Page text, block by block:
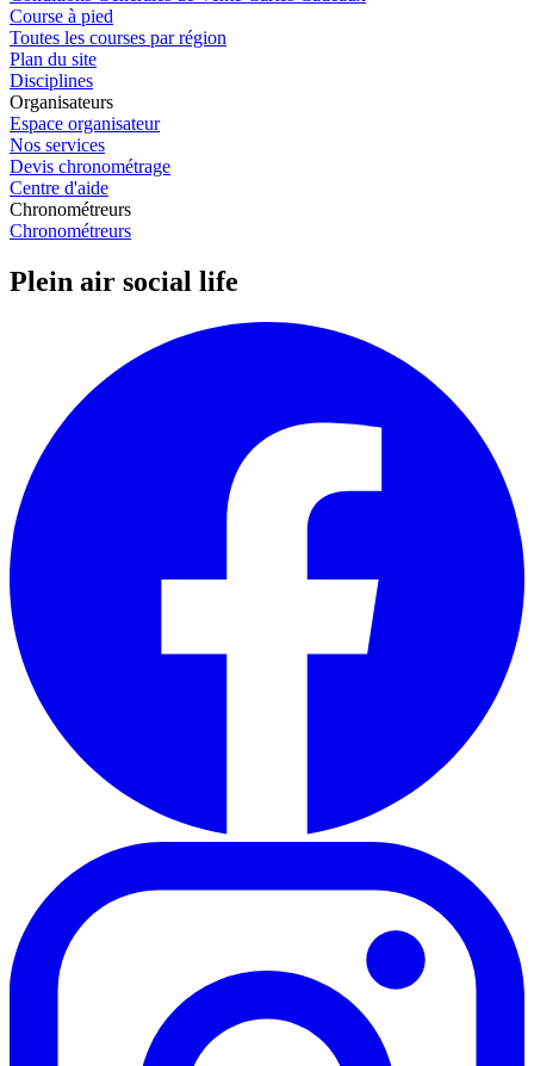
Course à pied
Toutes les courses par région
Plan du site
Disciplines
Organisateurs
Espace organisateur
Nos services
Devis chronométrage
Centre d'aide
Chronométreurs
Chronométreurs
Plein air social life